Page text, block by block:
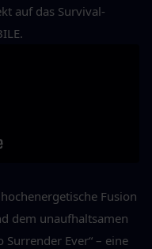
auf das Survival-
Fusion
dem unaufhaltsamen
Ever“ – eine